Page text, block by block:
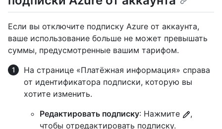
Если вы отключите подписку Azure от аккаунта,
ваше использование больше не может превышать
суммы, предусмотренные вашим тарифом.
На странице «Платёжная информация» справа
от идентификатора подписки, которую вы
хотите изменить.
Редактировать подписку: Нажмите
,
чтобы отредактировать подписку.